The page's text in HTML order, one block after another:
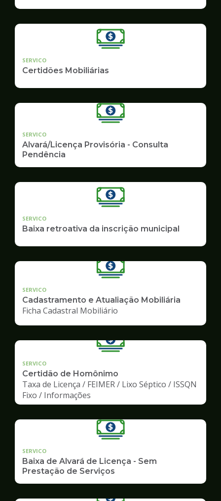
SERVICO
Certidões Mobiliárias
SERVICO
Alvará/Licença Provisória - Consulta
Pendência
SERVICO
Baixa retroativa da inscrição municipal
SERVICO
Cadastramento e Atualiação Mobiliária
Ficha Cadastral Mobiliário
SERVICO
Certidão de Homônimo
Taxa de Licença / FEIMER / Lixo Séptico / ISSQN
Fixo / Informações
SERVICO
Baixa de Alvará de Licença - Sem
Prestação de Serviços